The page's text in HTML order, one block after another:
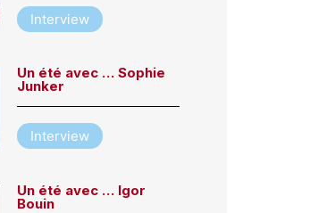
Interview
Un été avec … Sophie
Junker
Interview
Un été avec … Igor
Bouin